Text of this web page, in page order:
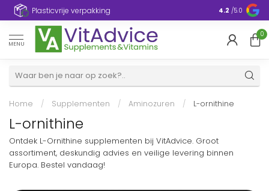
Plasticvrije verpakking 4.2 /5.0
MENU
0
Home / Supplementen / Aminozuren / L-ornithine
L-ornithine
Ontdek L-Ornithine supplementen bij VitAdvice. Groot
assortiment, deskundig advies en veilige levering binnen
Europa. Bestel vandaag!